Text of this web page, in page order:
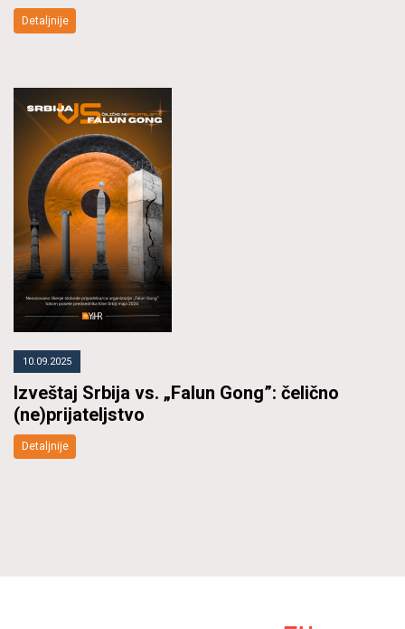
Detaljnije
10.09.2025
Izveštaj Srbija vs. „Falun Gong”: čelično
(ne)prijateljstvo
Detaljnije